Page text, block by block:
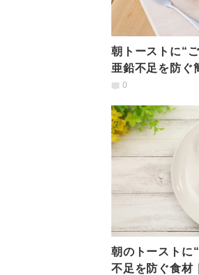
朝トーストに“
亜鉛不足を防ぐ
説0
朝のトーストに
不足を防ぐ食材